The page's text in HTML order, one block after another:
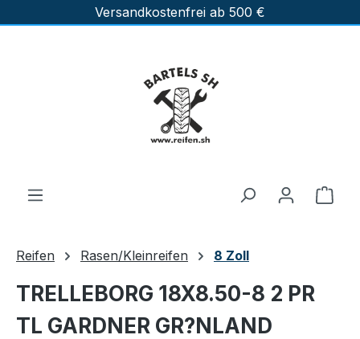
Zum Hauptinhalt springenVersandkostenfrei ab 500 €
Reifen Rasen/Kleinreifen 8 Zoll
TRELLEBORG 18X8.50-8 2 PR
TL GARDNER GR?NLAND